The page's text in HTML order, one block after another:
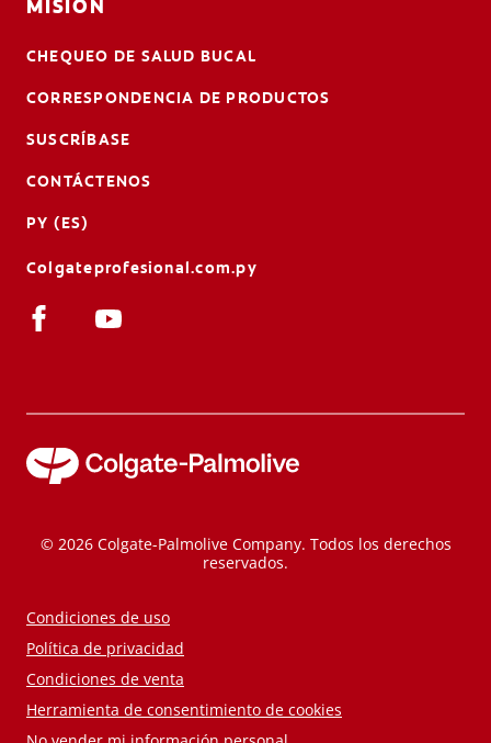
MISIÓN
CHEQUEO DE SALUD BUCAL
CORRESPONDENCIA DE PRODUCTOS
SUSCRÍBASE
CONTÁCTENOS
PY (ES)
Colgateprofesional.com.py
© 2026 Colgate-Palmolive Company. Todos los derechos
reservados.
Condiciones de uso
Política de privacidad
Condiciones de venta
Herramienta de consentimiento de cookies